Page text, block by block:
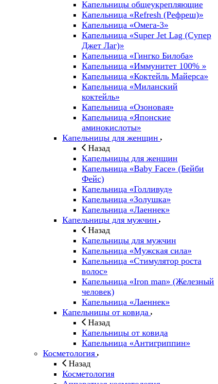
Капельницы общеукрепляющие
Капельница «Refresh (Рефреш)»
Капельница «Омега-3»
Капельница «Super Jet Lag (Супер
Джет Лаг)»
Капельница «Гингко Билоба»
Капельница «Иммунитет 100% »
Капельница «Коктейль Майерса»
Капельница «Миланский
коктейль»
Капельница «Озоновая»
Капельница «Японские
аминокислоты»
Капельницы для женщин
Назад
Капельницы для женщин
Капельница «Baby Face» (Бейби
Фейс)
Капельница «Голливуд»
Капельница «Золушка»
Капельница «Лаеннек»
Капельницы для мужчин
Назад
Капельницы для мужчин
Капельница «Мужская сила»
Капельница «Стимулятор роста
волос»
Капельница «Iron man» (Железный
человек)
Капельница «Лаеннек»
Капельницы от ковида
Назад
Капельницы от ковида
Капельница «Антигриппин»
Косметология
Назад
Косметология